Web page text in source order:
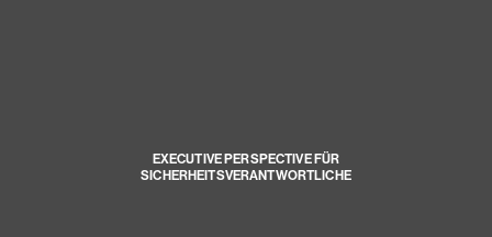
EXECUTIVE PERSPECTIVE FÜR
SICHERHEITSVERANTWORTLICHE